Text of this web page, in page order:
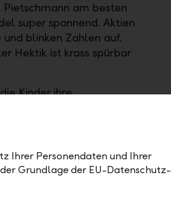
am besten
super spannend. Aktien
blinken Zahlen auf.
Hektik ist krass spürbar
Kinder ihre
die Schultern schauen
den Kindern die
näher
Ihrer Personendaten und Ihrer
Grundlage der EU-Datenschutz-